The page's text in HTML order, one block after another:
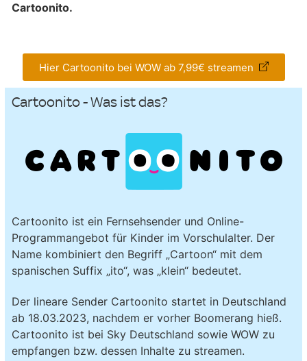
Cartoonito.
Hier Cartoonito bei WOW ab 7,99€ streamen
Cartoonito - Was ist das?
Cartoonito ist ein Fernsehsender und Online-
Programmangebot für Kinder im Vorschulalter. Der
Name kombiniert den Begriff „Cartoon“ mit dem
spanischen Suffix „ito“, was „klein“ bedeutet.
Der lineare Sender Cartoonito startet in Deutschland
ab 18.03.2023, nachdem er vorher Boomerang hieß.
Cartoonito ist bei Sky Deutschland sowie WOW zu
empfangen bzw. dessen Inhalte zu streamen.